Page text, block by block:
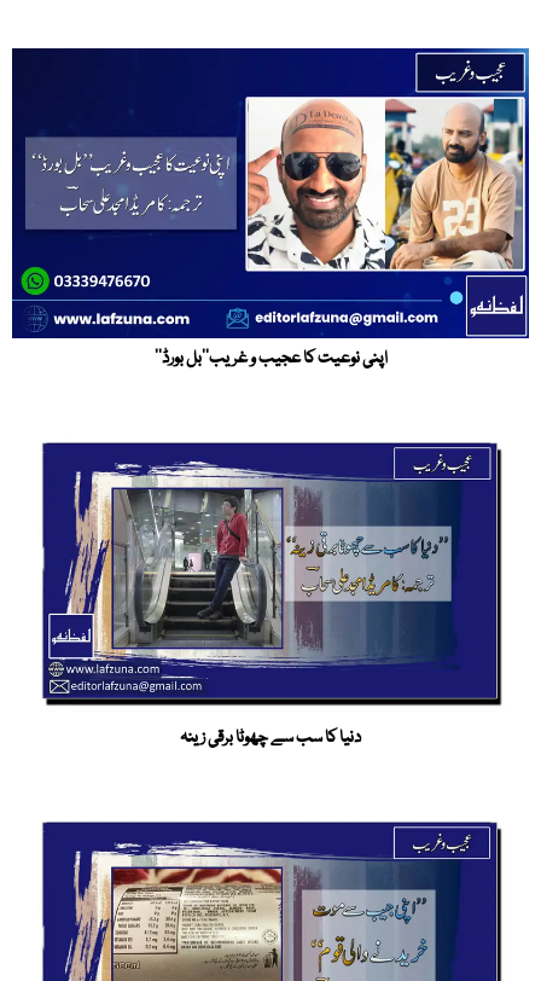
اپنی نوعیت کا عجیب و غریب’’بل بورڈ‘‘
دنیا کا سب سے چھوٹا برقی زینہ